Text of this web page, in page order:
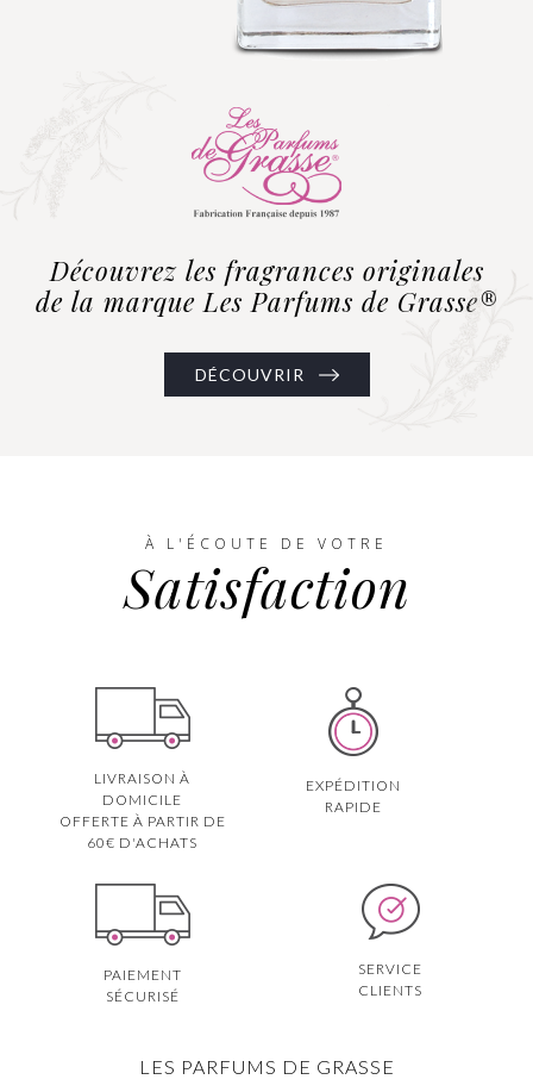
Découvrez les fragrances originales
de la marque Les Parfums de Grasse®
DÉCOUVRIR
À L'ÉCOUTE DE VOTRE
Satisfaction
LIVRAISON À
DOMICILE
OFFERTE À PARTIR DE
60€ D'ACHATS
EXPÉDITION
RAPIDE
PAIEMENT
SÉCURISÉ
SERVICE
CLIENTS
LES PARFUMS DE GRASSE